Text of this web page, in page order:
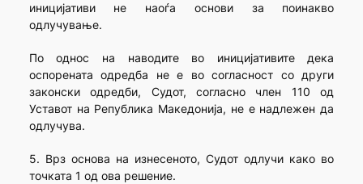
иницијативи не наоѓа основи за поинакво
одлучување.
По однос на наводите во иницијативите дека
оспорената одредба не е во согласност со други
законски одредби, Судот, согласно член 110 од
Уставот на Република Македонија, не е надлежен да
одлучува.
5. Врз основа на изнесеното, Судот одлучи како во
точката 1 од ова решение.